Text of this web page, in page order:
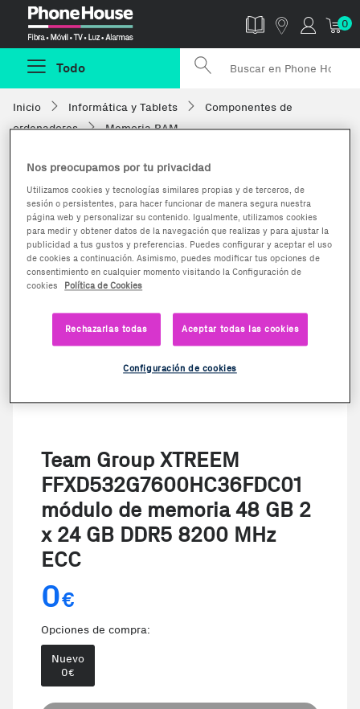
0
Todo
Inicio Informática y Tablets
Componentes de
ordenadores
Memoria RAM
Team Group XTREEM
FFXD532G7600HC36FDC01
módulo de memoria 48 GB 2
x 24 GB DDR5 8200 MHz
ECC
0€
Opciones de compra:
Nuevo
0€
Nos preocupamos por tu privacidad
Utilizamos cookies y tecnologías similares propias y de terceros, de
sesión o persistentes, para hacer funcionar de manera segura nuestra
página web y personalizar su contenido. Igualmente, utilizamos cookies
para medir y obtener datos de la navegación que realizas y para ajustar la
publicidad a tus gustos y preferencias. Puedes configurar y aceptar el uso
de cookies a continuación. Asimismo, puedes modificar tus opciones de
consentimiento en cualquier momento visitando la Configuración de
cookies
Política de Cookies
Rechazarlas todas Aceptar todas las cookies
Configuración de cookies